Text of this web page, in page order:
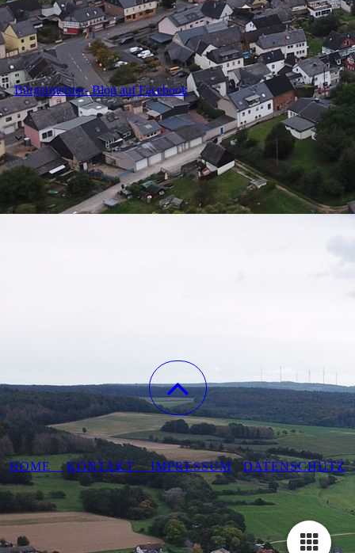
Bürgermeister- Blog auf Facebook
HOME KONTAKTIMPRESSUM DATENSCHUTZ